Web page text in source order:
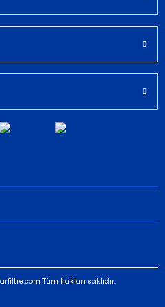
Tüm hakları saklıdır.